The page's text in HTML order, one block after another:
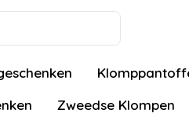
Zweedse Klompen